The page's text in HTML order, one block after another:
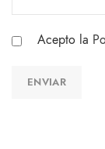
Acepto la